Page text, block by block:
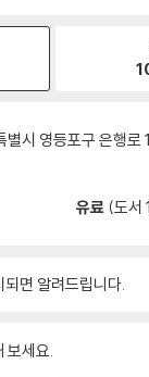
별시 영등포구 은행로
유료 (도서
면 알려드립니다.
보세요.